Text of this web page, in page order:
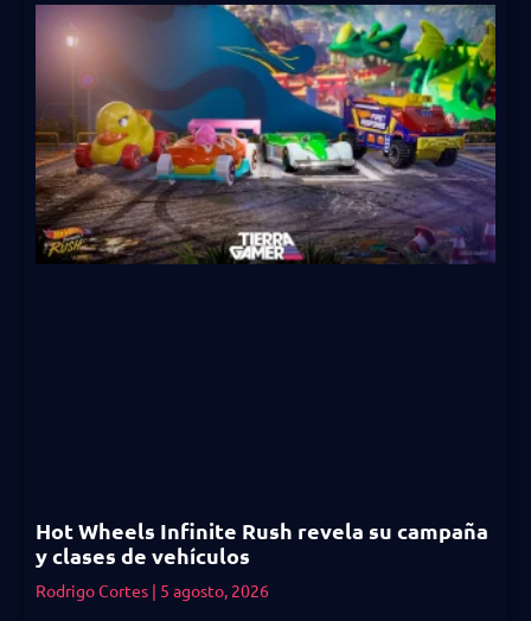
Hot Wheels Infinite Rush revela su campaña
y clases de vehículos
Rodrigo Cortes 5 agosto, 2026